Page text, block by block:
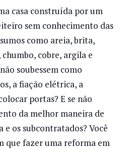
casa construída por um
sem conhecimento das
como areia, brita,
cobre, argila e
soubessem como
a fiação elétrica, a
portas? E se não
da melhor maneira de
os subcontratados? Você
que fazer uma reforma em